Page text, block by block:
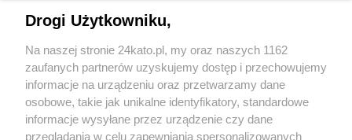
Wydawca mediów lokalnych
Drogi Użytkowniku,
Na naszej stronie 24kato.pl, my oraz naszych 1162
zaufanych partnerów uzyskujemy dostęp i przechowujemy
informacje na urządzeniu oraz przetwarzamy dane
osobowe, takie jak unikalne identyfikatory, standardowe
informacje wysyłane przez urządzenie czy dane
przeglądania w celu zapewniania spersonalizowanych